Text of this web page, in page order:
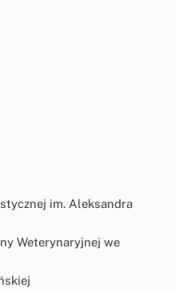
im. Aleksandra
Weterynaryjnej we